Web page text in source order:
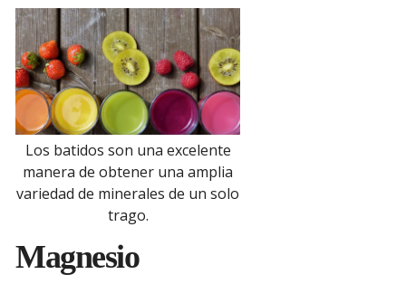
Los batidos son una excelente
manera de obtener una amplia
variedad de minerales de un solo
trago.
Magnesio